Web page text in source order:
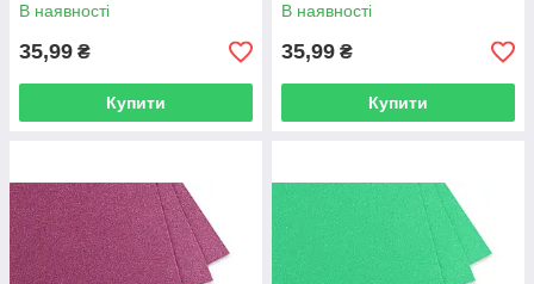
В наявності
35,99 ₴
Купити
В наявності
35,99 ₴
Купити